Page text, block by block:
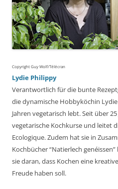
Copyright Guy Wolf/Télécran
Lydie Philippy
Verantwortlich für die bunte
die dynamische Hobbyköchin
Jahren vegetarisch lebt. Seit über
vegetarische Kochkurse und leitet
Ecologique. Zudem hat sie in
Kochbücher “Natierlech
sie daran, dass Kochen eine
Freude haben soll.